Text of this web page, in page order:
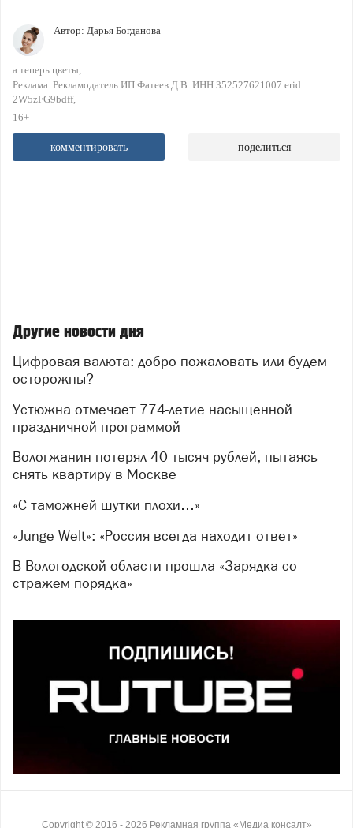
Автор: Дарья Богданова
а теперь цветы
Реклама. Рекламодатель ИП Фатеев Д.В. ИНН 352527621007 erid:
2W5zFG9bdff
16+
комментировать поделиться
Другие новости дня
Цифровая валюта: добро пожаловать или будем
осторожны?
Устюжна отмечает 774-летие насыщенной
праздничной программой
Вологжанин потерял 40 тысяч рублей, пытаясь
снять квартиру в Москве
«С таможней шутки плохи…»
«Junge Welt»: «Россия всегда находит ответ»
В Вологодской области прошла «Зарядка со
стражем порядка»
Copyright © 2016 - 2026 Рекламная группа «Медиа консалт»